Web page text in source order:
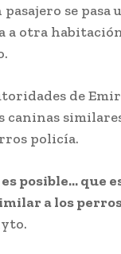
se pasa
a otra
de
caninas
policía.
posible… que
a los